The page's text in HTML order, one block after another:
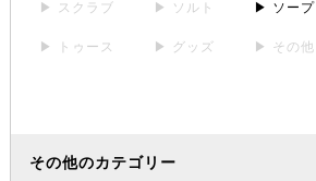
▶ スクラブ ▶ ソルト ▶ ソープ
▶ トゥース ▶ グッズ ▶ その他
その他のカテゴリー